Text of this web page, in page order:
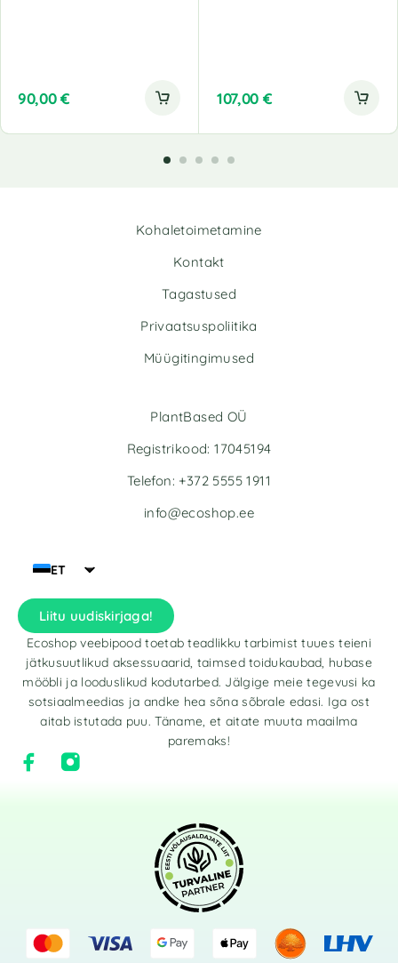
90,00€ 107,00 €
Kohaletoimetamine
Kontakt
Tagastused
Privaatsuspoliitika
Müügitingimused
ET
Liitu uudiskirjaga!
Ecoshop veebipood toetab teadlikku tarbimist tuues teieni
jätkusuutlikud aksessuaarid, taimsed toidukaubad, hubase
mööbli ja looduslikud kodutarbed. Jälgige meie tegevusi ka
sotsiaalmeedias ja andke hea sõna sõbrale edasi. Iga ost
aitab istutada puu. Täname, et aitate muuta maailma
paremaks!
PlantBased OÜ
Registrikood: 17045194
Telefon: +372 5555 1911
info@ecoshop.ee